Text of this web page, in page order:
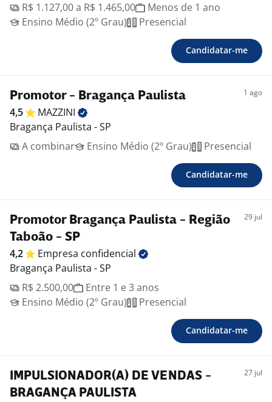
R$ 1.127,00 a R$ 1.465,00
Menos de 1 ano
Ensino Médio (2º Grau)
Presencial
Candidatar-me
Promotor - Bragança Paulista 1 ago
4,5
MAZZINI
Bragança Paulista - SP
A combinar
Ensino Médio (2º Grau) Presencial
Candidatar-me
Promotor Bragança Paulista - Região
Taboão - SP
29 jul
4,2 Empresa confidencial
Bragança Paulista - SP
R$ 2.500,00
Entre 1 e 3 anos
Ensino Médio (2º Grau)
Presencial
Candidatar-me
IMPULSIONADOR(A) DE VENDAS -
BRAGANÇA PAULISTA
27 jul